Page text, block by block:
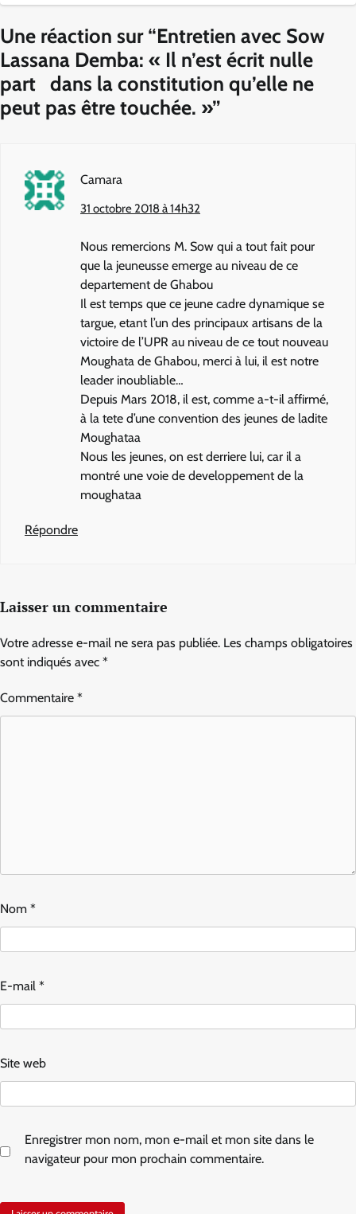
Une réaction sur “Entretien avec Sow
Lassana Demba: « Il n’est écrit nulle
part dans la constitution qu’elle ne
peut pas être touchée. »”
Camara
31 octobre 2018 à 14h32
Nous remercions M. Sow qui a tout fait pour
que la jeuneusse emerge au niveau de ce
departement de Ghabou
Il est temps que ce jeune cadre dynamique se
targue, etant l’un des principaux artisans de la
victoire de l’UPR au niveau de ce tout nouveau
Moughata de Ghabou, merci à lui, il est notre
leader inoubliable…
Depuis Mars 2018, il est, comme a-t-il affirmé,
à la tete d’une convention des jeunes de ladite
Moughataa
Nous les jeunes, on est derriere lui, car il a
montré une voie de developpement de la
moughataa
Répondre
Laisser un commentaire
Votre adresse e-mail ne sera pas publiée. Les champs obligatoires
sont indiqués avec *
Commentaire *
Nom *
E-mail *
Site web
Enregistrer mon nom, mon e-mail et mon site dans le
navigateur pour mon prochain commentaire.